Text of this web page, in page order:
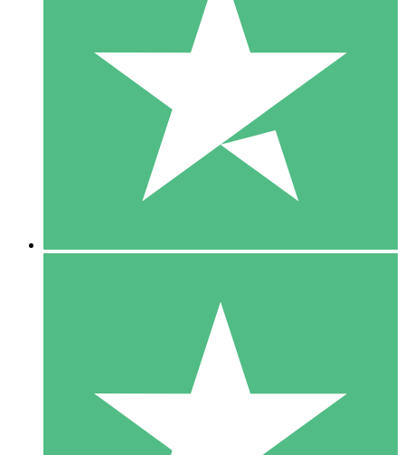
Pacotes de Créditos Individuais
Pague conforme o uso com créditos de download. Sem
1000
10 Downloads
20 00